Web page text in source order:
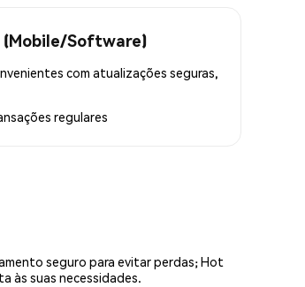
(Mobile/Software)
com atualizações seguras,
regulares
seguro para evitar perdas; Hot
às suas necessidades.